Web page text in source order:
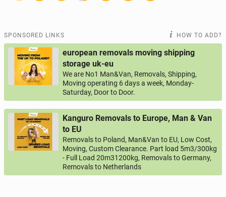
SPONSORED LINKS HOW TO ADD?
european removals moving shipping
storage uk-eu
We are No1 Man&Van, Removals, Shipping,
Moving operating 6 days a week, Monday-
Saturday, Door to Door.
Kanguro Removals to Europe, Man & Van
to EU
Removals to Poland, Man&Van to EU, Low Cost,
Moving, Custom Clearance. Part load 5m3/300kg
- Full Load 20m31200kg, Removals to Germany,
Removals to Netherlands